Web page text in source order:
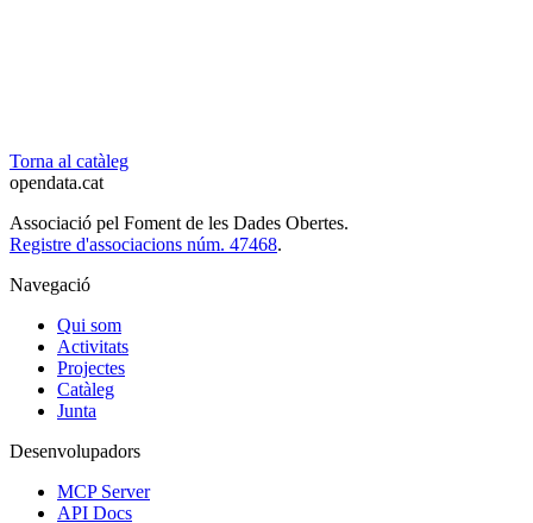
Torna al catàleg
opendata.cat
Associació pel Foment de les Dades Obertes.
Registre d'associacions núm. 47468.
Navegació
Qui som
Activitats
Projectes
Catàleg
Junta
Desenvolupadors
MCP Server
API Docs